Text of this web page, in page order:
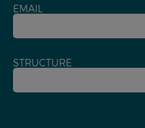
EMAIL
STRUCTURE